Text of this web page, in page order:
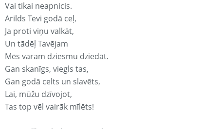
Vai tikai neapnicis.
Arilds Tevi godā ceļ,
Ja proti viņu valkāt,
Un tādēļ Tavējam
Mēs varam dziesmu dziedāt.
Gan skanīgs, viegls tas,
Gan godā celts un slavēts,
Lai, mūžu dzīvojot,
Tas top vēl vairāk mīlēts!